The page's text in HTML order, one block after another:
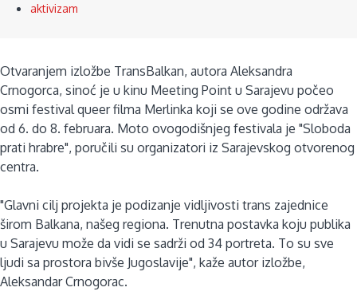
aktivizam
Otvaranjem izložbe TransBalkan, autora Aleksandra
Crnogorca, sinoć je u kinu Meeting Point u Sarajevu počeo
osmi festival queer filma Merlinka koji se ove godine održava
od 6. do 8. februara. Moto ovogodišnjeg festivala je "Sloboda
prati hrabre", poručili su organizatori iz Sarajevskog otvorenog
centra.
"Glavni cilj projekta je podizanje vidljivosti trans zajednice
širom Balkana, našeg regiona. Trenutna postavka koju publika
u Sarajevu može da vidi se sadrži od 34 portreta. To su sve
ljudi sa prostora bivše Jugoslavije", kaže autor izložbe,
Aleksandar Crnogorac.